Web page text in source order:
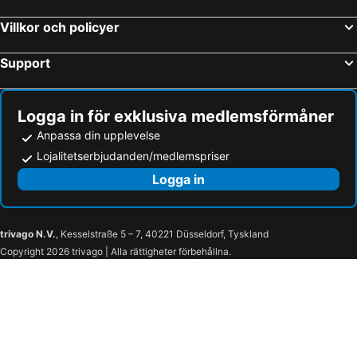
Hill View Hotel McCarthy Hills
Park View
Crystal Premier Hotel
Calabash Green Executive Apartments
Hotel Mensvic Grand
Eastoment Hotel
Cascade Hotel
Vienna City Hotel
Hotel Lily
Villkor och policyer
Support
Logga in för exklusiva medlemsförmåner
Anpassa din upplevelse
Lojalitetserbjudanden/medlemspriser
Logga in
trivago N.V., Kesselstraße 5 – 7, 40221 Düsseldorf, Tyskland
Copyright 2026 trivago | Alla rättigheter förbehållna.